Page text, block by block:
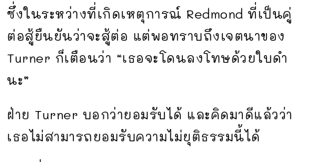
ซึ่งในระหว่างที่เกิดเหตุการณ์ Redmond ที่เป็นคู่
ต่อสู้ยืนยันว่าจะสู้ต่อ แต่พอทราบถึงเจตนาของ
Turner ก็เตือนว่า “เธอจะโดนลงโทษด้วยใบดำ
นะ”
ฝ่าย Turner บอกว่ายอมรับได้ และคิดมาดีแล้วว่า
เธอไม่สามารถยอมรับความไม่ยุติธรรมนี้ได้